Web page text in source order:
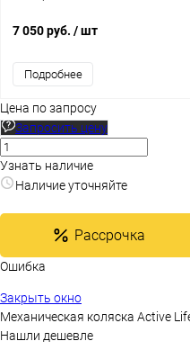
7 050 руб. / шт
Подробнее
Цена по запросу
Запросить цену
Узнать наличие
Наличие уточняйте
Рассрочка
Ошибка
Закрыть окно
Механическая коляска Active
Нашли дешевле